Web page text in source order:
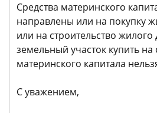
Средства материнского
направлены или на покупку
или на строительство жилого
земельный участок купить на
материнского капитала
С уважением,